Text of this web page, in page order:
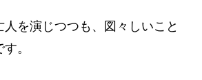
を演じつつも、図々しいこと
。